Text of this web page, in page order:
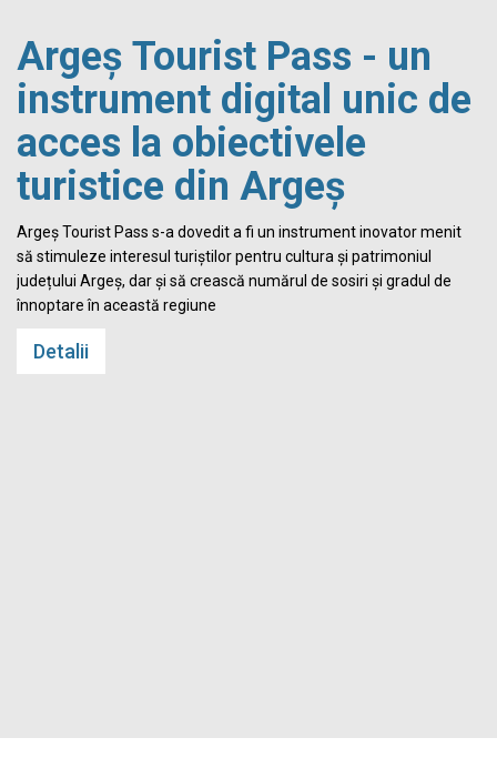
Argeș Tourist Pass - un
instrument digital unic de
acces la obiectivele
turistice din Argeș
Argeș Tourist Pass s-a dovedit a fi un instrument inovator menit
să stimuleze interesul turiștilor pentru cultura și patrimoniul
județului Argeș, dar și să crească numărul de sosiri și gradul de
înnoptare în această regiune
Detalii